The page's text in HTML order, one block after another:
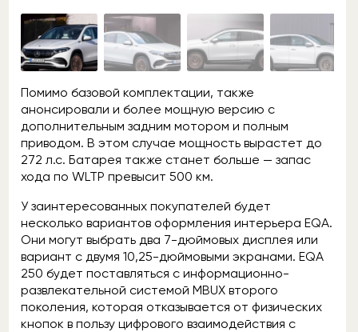
Помимо базовой комплектации, также
анонсировали и более мощную версию с
дополнительным задним мотором и полным
приводом. В этом случае мощность вырастет до
272 л.с. Батарея также станет больше — запас
хода по WLTP превысит 500 км.
У заинтересованных покупателей будет
несколько вариантов оформления интерьера EQA.
Они могут выбрать два 7-дюймовых дисплея или
вариант с двумя 10,25-дюймовыми экранами. EQA
250 будет поставляться с информационно-
развлекательной системой MBUX второго
поколения, которая отказывается от физических
кнопок в пользу цифрового взаимодействия с